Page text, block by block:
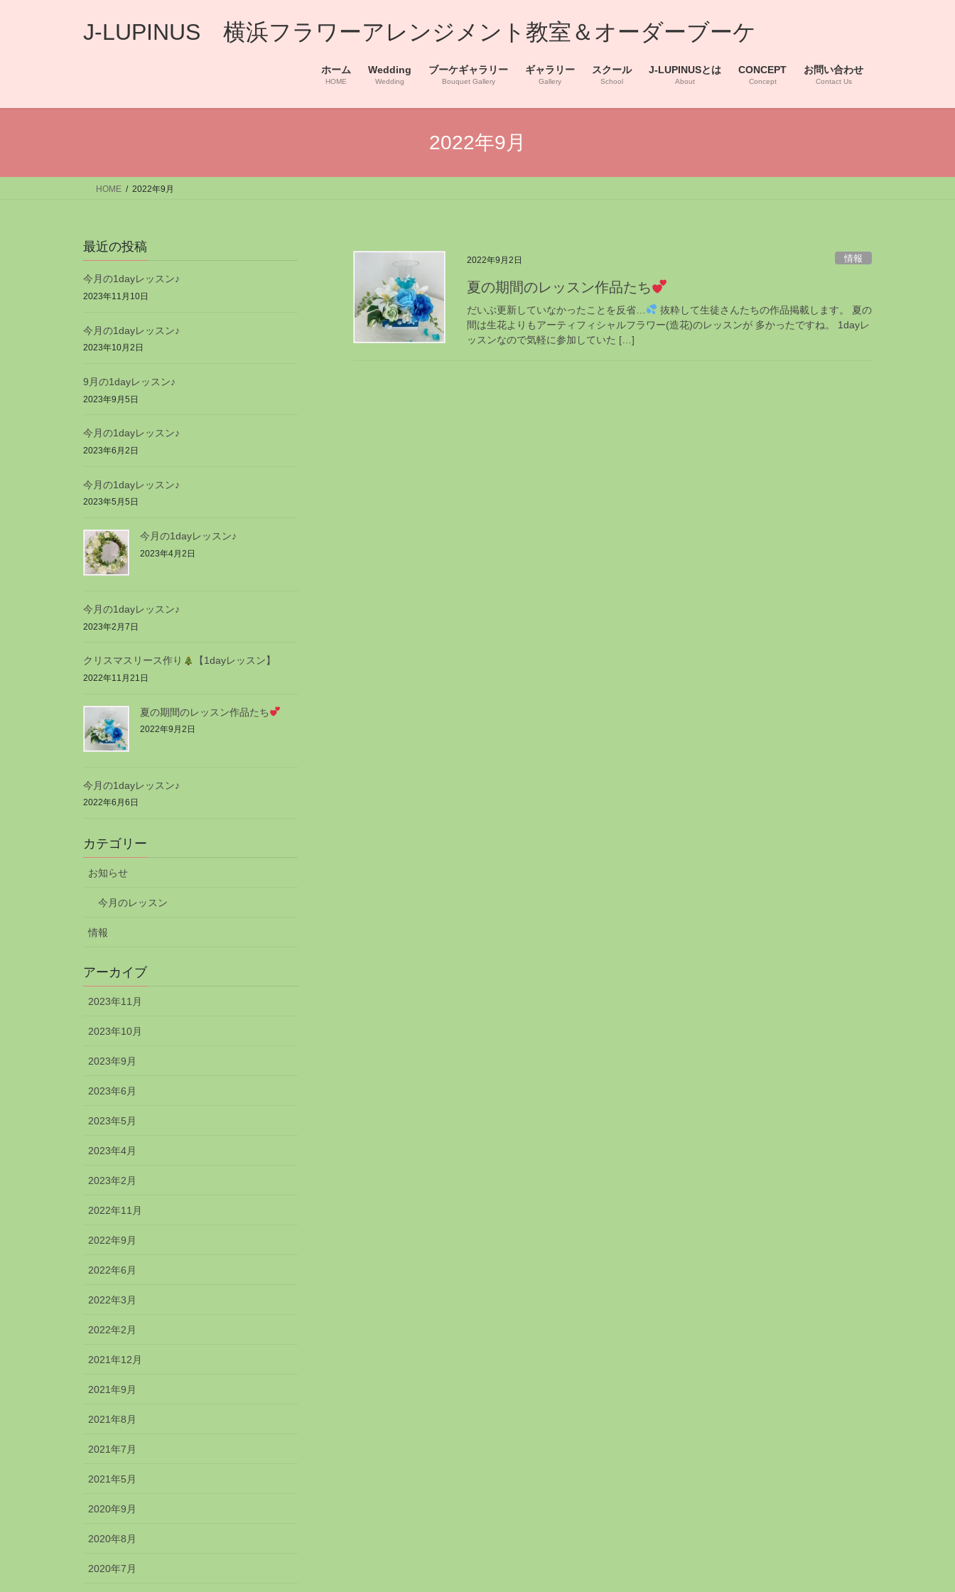
ス
ン
J-LUPINUS 横浜フラワーアレンジメント教室＆オーダーブーケ
ホーム
HOME
Wedding
Wedding
ブーケギャラリー
Bouquet Gallery
ギャラリー
Gallery
スクール
School
J-LUPINUSとは
About
CONCEPT
Concept
お問い合わせ
Contact Us
2022年9月
HOME 2022年9月
2022年9月2日 情報
夏の期間のレッスン作品たち
だいぶ更新していなかったことを反省…
抜粋して生徒さんたちの作品掲載します。 夏の
間は生花よりもアーティフィシャルフラワー(造花)のレッスンが 多かったですね。 1dayレ
ッスンなので気軽に参加していた […]
最近の投稿
今月の1dayレッスン♪
2023年11月10日
今月の1dayレッスン♪
2023年10月2日
9月の1dayレッスン♪
2023年9月5日
今月の1dayレッスン♪
2023年6月2日
今月の1dayレッスン♪
2023年5月5日
今月の1dayレッスン♪
2023年4月2日
今月の1dayレッスン♪
2023年2月7日
クリスマスリース作り 【1dayレッスン】
2022年11月21日
夏の期間のレッスン作品たち
2022年9月2日
今月の1dayレッスン♪
2022年6月6日
カテゴリー
お知らせ
今月のレッスン
情報
アーカイブ
2023年11月
2023年10月
2023年9月
2023年6月
2023年5月
2023年4月
2023年2月
2022年11月
2022年9月
2022年6月
2022年3月
2022年2月
2021年12月
2021年9月
2021年8月
2021年7月
2021年5月
2020年9月
2020年8月
2020年7月